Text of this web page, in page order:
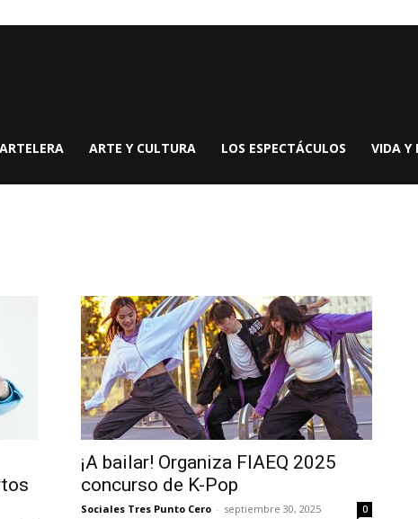
ARTE Y CULTURA LOS ESPECTÁCULOS VIDA Y
¡A bailar! Organiza FIAEQ 2025
concurso de K-Pop
Sociales Tres Punto Cero - septiembre 30, 2025 0